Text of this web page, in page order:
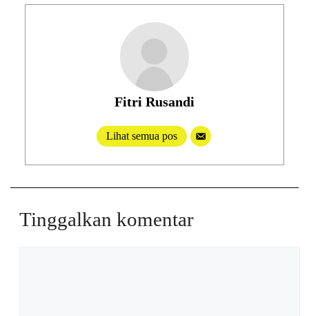
Fitri Rusandi
Lihat semua pos
Tinggalkan komentar